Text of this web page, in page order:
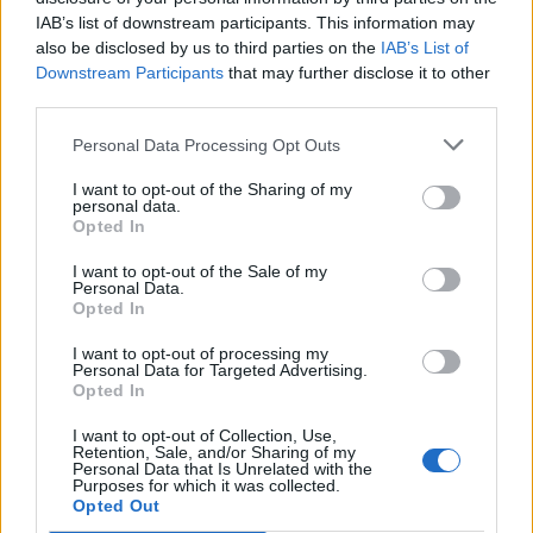
IAB’s list of downstream participants. This information may
also be disclosed by us to third parties on the IAB’s List of
Downstream Participants that may further disclose it to other
Personal Data Processing Opt Outs
I want to opt-out of the Sharing of my
personal data.
Opted In
I want to opt-out of the Sale of my
Personal Data.
Opted In
I want to opt-out of processing my
Personal Data for Targeted Advertising.
Opted In
I want to opt-out of Collection, Use,
Retention, Sale, and/or Sharing of my
Personal Data that Is Unrelated with the
Purposes for which it was collected.
Opted Out
μη υγιή για την ψυχική υγεία πρότυπα ομορφιάς.
Τις περισσότερες φορές, η θέρμη αυτή διαρκεί
μέχρι την επόμενη μέρα που η ανάγκη αισθητικής
ομοιομορφίας θα επικρατήσει και ένα ελαφρύ –ή
όχι και τόσο– φίλτρο θα κάνει την εμφάνισή του.
χτίζουν ισχυρές επικοινωνιακά καμπάνιες κάτω
αν εξαιρέσει κανείς τη δημοφιλία τους, σπάνια
υποστηριχθούν στην καθημερινή πρακτική τους.
Το ένα φέρνει το άλλο και κανείς δε φαίνεται να